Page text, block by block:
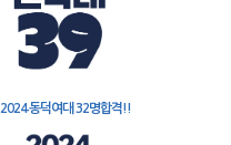
2024 동덕여대 32명합격!!